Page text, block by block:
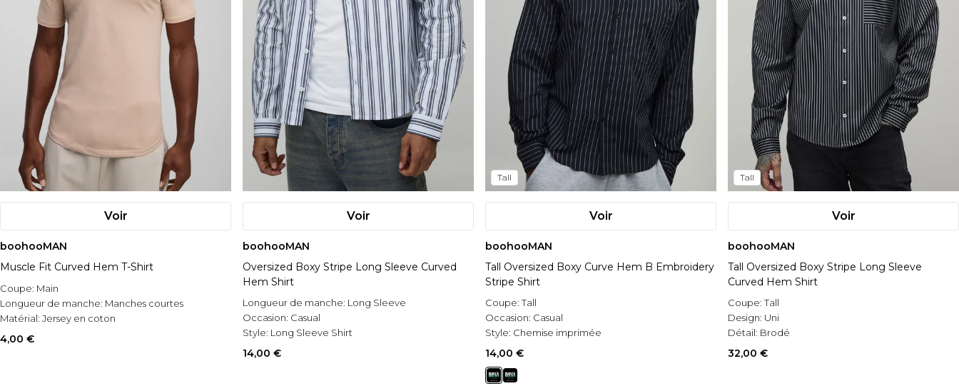
Voir
boohooMAN
Muscle Fit Curved Hem T-Shirt
Coupe: Main
Longueur de manche: Manches courtes
Matérial: Jersey en coton
4,00 €
Voir
boohooMAN
Oversized Boxy Stripe Long Sleeve Curved
Hem Shirt
Longueur de manche: Long Sleeve
Occasion: Casual
Style: Long Sleeve Shirt
14,00 €
Tall
Voir
boohooMAN
Tall Oversized Boxy Curve Hem B Embroidery
Stripe Shirt
Coupe:Tall
Occasion: Casual
Style: Chemise imprimée
14,00 €
Tall
Voir
boohooMAN
Tall Oversized Boxy Stripe Long Sleeve
Curved Hem Shirt
Coupe:Tall
Design: Uni
Détail: Brodé
32,00 €